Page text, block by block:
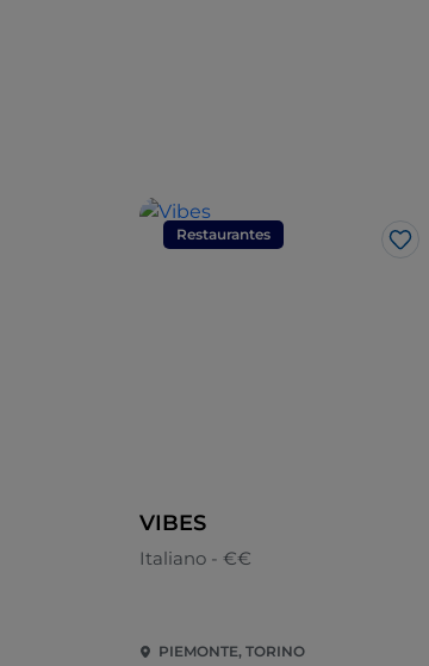
Restaurantes
VIBES
Italiano - €€
PIEMONTE, TORINO